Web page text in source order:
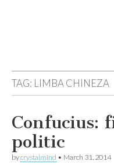
@
TAG: LIMBA CHINEZA
Confucius:
politic
bycrystalmind • March 31, 2014